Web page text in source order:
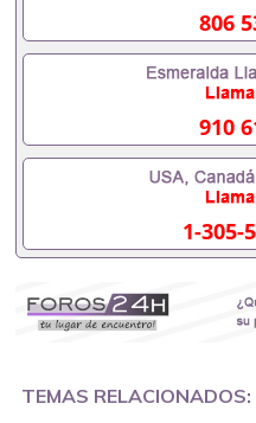
内找工作假的毕业证可以
成绩单可以办学历认证吗
办理什么材料551190476
证会查吗551190476入职
料551190476办理假毕业
毕业证怎么办, 毕业证丢
办理毕业证,没毕业可以
途辍学、挂科而没有正常
递交材料不齐而被拒之门
常毕业而导致回国得不
读了,成绩不理想毕不了
如何办理本科/硕士毕业
吗551190476哪里可以买
可以制作美国毕业证
806
910
1-305-
TEMAS RELACIONADOS: